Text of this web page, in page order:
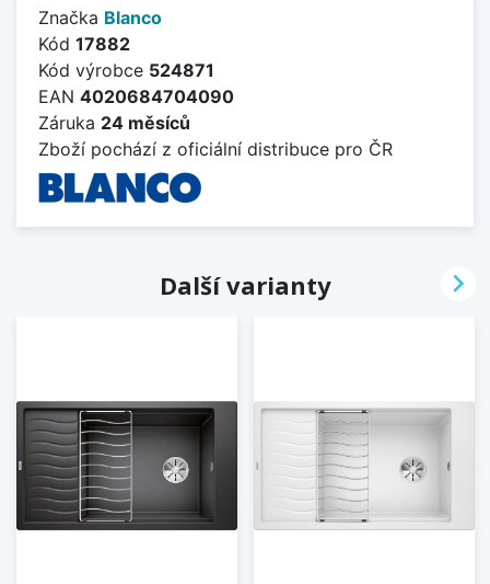
Značka Blanco
Kód 17882
Kód výrobce 524871
EAN 4020684704090
Záruka 24 měsíců
Zboží pochází z oficiální distribuce pro ČR
Další varianty 